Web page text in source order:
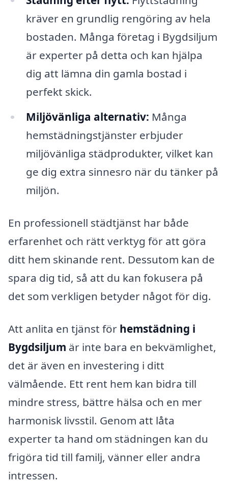
kräver en grundlig rengöring av hela
bostaden. Många företag i Bygdsiljum
är experter på detta och kan hjälpa
dig att lämna din gamla bostad i
perfekt skick.
Miljövänliga alternativ: Många
hemstädningstjänster erbjuder
miljövänliga städprodukter, vilket kan
ge dig extra sinnesro när du tänker på
miljön.
En professionell städtjänst har både
erfarenhet och rätt verktyg för att göra
ditt hem skinande rent. Dessutom kan de
spara dig tid, så att du kan fokusera på
det som verkligen betyder något för dig.
Att anlita en tjänst för hemstädning i
Bygdsiljum är inte bara en bekvämlighet,
det är även en investering i ditt
välmående. Ett rent hem kan bidra till
mindre stress, bättre hälsa och en mer
harmonisk livsstil. Genom att låta
experter ta hand om städningen kan du
frigöra tid till familj, vänner eller andra
intressen.